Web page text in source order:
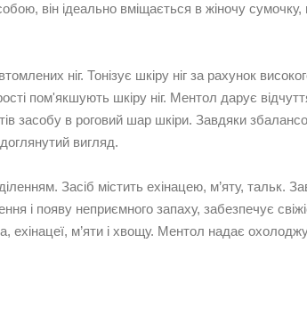
він ідеально вміщається в жіночу
ніг. Тонізує шкіру ніг за рахунок
пом'якшують шкіру ніг. Ментол дарує
засобу в роговий шар шкіри. Завдяки
вигляд.
Засіб містить ехінацею, м’яту, тальк.
і появу неприємного запаху, забезпечує
ехінацеї, м’яти і хвощу. Ментол надає